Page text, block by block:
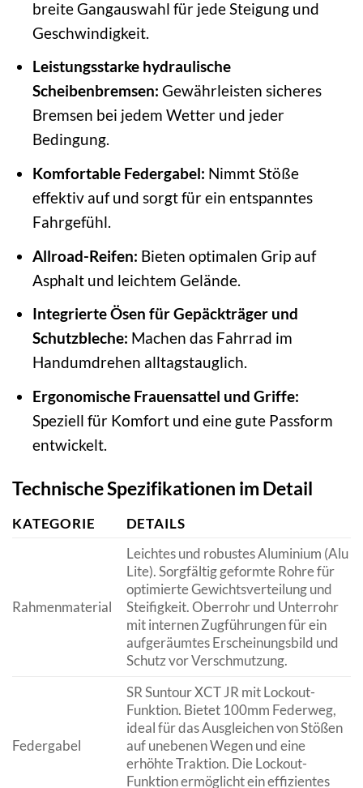
breite Gangauswahl für jede Steigung und
Geschwindigkeit.
Leistungsstarke hydraulische
Scheibenbremsen: Gewährleisten sicheres
Bremsen bei jedem Wetter und jeder
Bedingung.
Komfortable Federgabel: Nimmt Stöße
effektiv auf und sorgt für ein entspanntes
Fahrgefühl.
Allroad-Reifen: Bieten optimalen Grip auf
Asphalt und leichtem Gelände.
Integrierte Ösen für Gepäckträger und
Schutzbleche: Machen das Fahrrad im
Handumdrehen alltagstauglich.
Ergonomische Frauensattel und Griffe:
Speziell für Komfort und eine gute Passform
entwickelt.
Technische Spezifikationen im Detail
KATEGORIE DETAILS
Rahmenmaterial
Leichtes und robustes Aluminium (Alu
Lite). Sorgfältig geformte Rohre für
optimierte Gewichtsverteilung und
Steifigkeit. Oberrohr und Unterrohr
mit internen Zugführungen für ein
aufgeräumtes Erscheinungsbild und
Schutz vor Verschmutzung.
Federgabel
SR Suntour XCT JR mit Lockout-
Funktion. Bietet 100mm Federweg,
ideal für das Ausgleichen von Stößen
auf unebenen Wegen und eine
erhöhte Traktion. Die Lockout-
Funktion ermöglicht ein effizientes